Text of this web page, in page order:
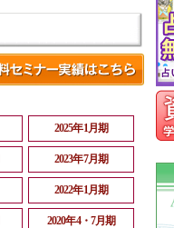
2025年1月期
2023年7月期
2022年1月期
2020年4・7月期